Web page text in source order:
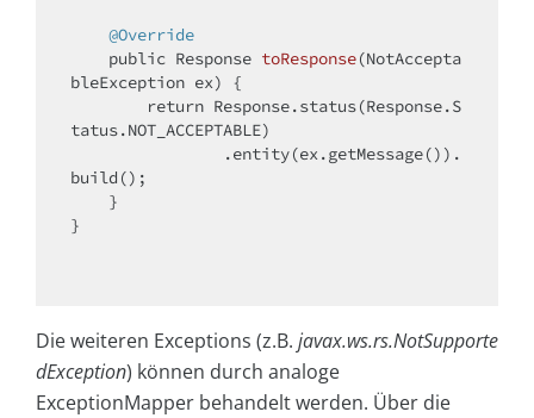
@Override
public Response toResponse(NotAccepta
bleException ex)
{
return Response.status(Response.S
tatus.NOT_ACCEPTABLE)
build();
}
Die weiteren Exceptions (z.B. javax.ws.rs.NotSupporte
dException) können durch analoge
ExceptionMapper behandelt werden. Über die